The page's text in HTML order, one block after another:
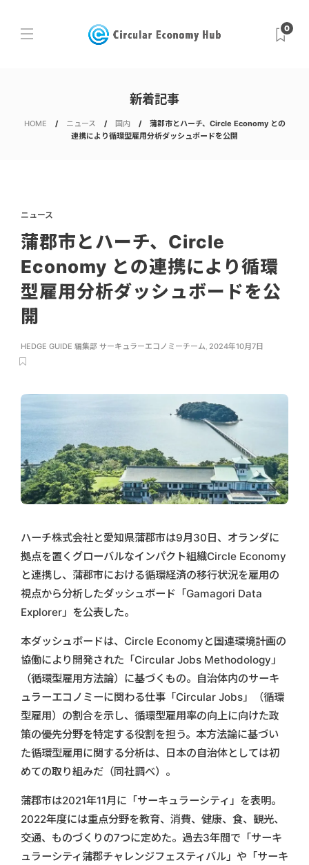
0
新着記事
HOME ニュース 国内
蒲郡市とハーチ、Circle Economy との
連携により循環型雇用分析ダッシュボードを公開
ニュース
蒲郡市とハーチ、Circle
Economy との連携により循環
型雇用分析ダッシュボードを公
開
HEDGE GUIDE 編集部 サーキュラーエコノミーチーム, 2024年10月7日
ハーチ株式会社と愛知県蒲郡市は9月30日、オランダに
拠点を置くグローバルなインパクト組織Circle Economy
と連携し、蒲郡市における循環経済の移行状況を雇用の
視点から分析したダッシュボード「Gamagori Data
Explorer」を公表した。
本ダッシュボードは、Circle Economyと国連環境計画の
協働により開発された「Circular Jobs Methodology」
（循環型雇用方法論）に基づくもの。自治体内のサーキ
ュラーエコノミーに関わる仕事「Circular Jobs」（循環
型雇用）の割合を示し、循環型雇用率の向上に向けた政
策の優先分野を特定する役割を担う。本方法論に基づい
た循環型雇用に関する分析は、日本の自治体としては初
めての取り組みだ（同社調べ）。
蒲郡市は2021年11月に「サーキュラーシティ」を表明。
2022年度には重点分野を教育、消費、健康、食、観光、
交通、ものづくりの7つに定めた。過去3年間で「サーキ
ュラーシティ蒲郡チャレンジフェスティバル」や「サーキ